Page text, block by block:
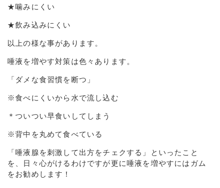
★噛みにくい
★飲み込みにくい
以上の様な事があります。
唾液を増やす対策は色々あります。
「ダメな食習慣を断つ」
※食べにくいから水で流し込む
＊ついつい早食いしてしまう
※背中を丸めて食べている
「唾液腺を刺激して出方をチェクする」といったこと
を、日々心がけるわけですが更に唾液を増やすにはガム
をお勧めします！